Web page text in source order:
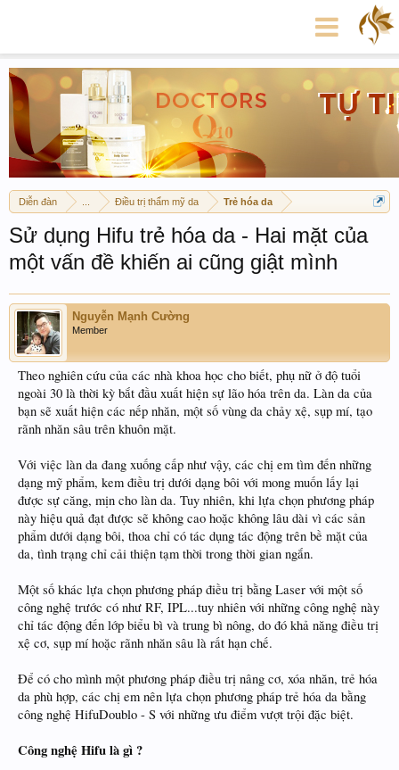
Diễn đàn Điều trị thẩm mỹ da Trẻ hóa da
Sử dụng Hifu trẻ hóa da - Hai mặt của
một vấn đề khiến ai cũng giật mình
Nguyễn Mạnh Cường
Member
Theo nghiên cứu của các nhà khoa học cho biết, phụ nữ ở độ tuổi
ngoài 30 là thời kỳ bắt đầu xuất hiện sự lão hóa trên da. Làn da của
bạn sẽ xuất hiện các nếp nhăn, một số vùng da chảy xệ, sụp mí, tạo
rãnh nhăn sâu trên khuôn mặt.
Với việc làn da đang xuống cấp như vậy, các chị em tìm đến những
dạng mỹ phẩm, kem điều trị dưới dạng bôi với mong muốn lấy lại
được sự căng, mịn cho làn da. Tuy nhiên, khi lựa chọn phương pháp
này hiệu quả đạt được sẽ không cao hoặc không lâu dài vì các sản
phẩm dưới dạng bôi, thoa chỉ có tác dụng tác động trên bề mặt của
da, tình trạng chỉ cải thiện tạm thời trong thời gian ngắn.
Một số khác lựa chọn phương pháp điều trị bằng Laser với một số
công nghệ trước có như RF, IPL...tuy nhiên với những công nghệ này
chỉ tác động đến lớp biểu bì và trung bì nông, do đó khả năng điều trị
xệ cơ, sụp mí hoặc rãnh nhăn sâu là rất hạn chế.
Để có cho mình một phương pháp điều trị nâng cơ, xóa nhăn, trẻ hóa
da phù hợp, các chị em nên lựa chọn phương pháp trẻ hóa da bằng
công nghệ HifuDoublo - S với những ưu điểm vượt trội đặc biệt.
Công nghệ Hifu là gì ?